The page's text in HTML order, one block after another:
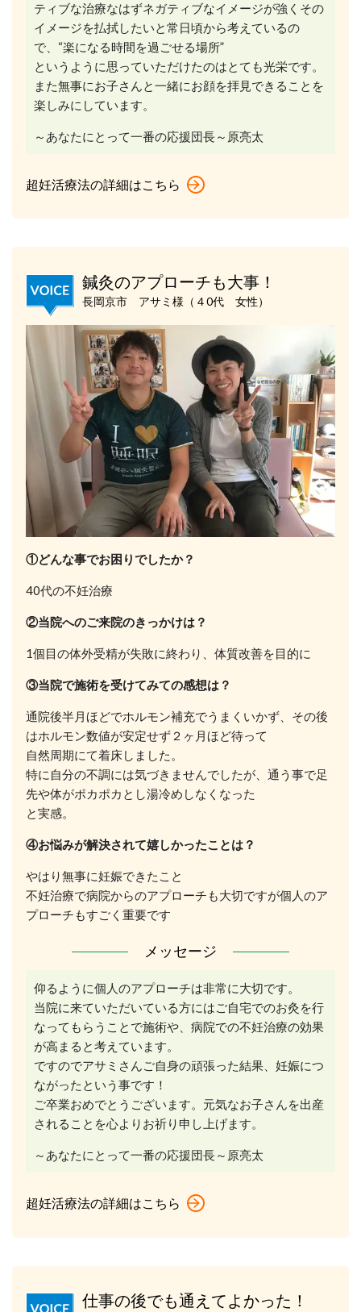
ティブな治療なはずネガティブなイメージが強くその
イメージを払拭したいと常日頃から考えているの
で、“楽になる時間を過ごせる場所”
というように思っていただけたのはとても光栄です。
また無事にお子さんと一緒にお顔を拝見できることを
楽しみにしています。
～あなたにとって一番の応援団長～原亮太
超妊活療法の詳細はこちら
鍼灸のアプローチも大事！
長岡京市 アサミ様（４0代 女性）
①どんな事でお困りでしたか？
40代の不妊治療
②当院へのご来院のきっかけは？
1個目の体外受精が失敗に終わり、体質改善を目的に
③当院で施術を受けてみての感想は？
通院後半月ほどでホルモン補充でうまくいかず、その後
はホルモン数値が安定せず２ヶ月ほど待って
自然周期にて着床しました。
特に自分の不調には気づきませんでしたが、通う事で足
先や体がポカポカとし湯冷めしなくなった
と実感。
④お悩みが解決されて嬉しかったことは？
やはり無事に妊娠できたこと
不妊治療で病院からのアプローチも大切ですが個人のア
プローチもすごく重要です
メッセージ
仰るように個人のアプローチは非常に大切です。
当院に来ていただいている方にはご自宅でのお灸を行
なってもらうことで施術や、病院での不妊治療の効果
が高まると考えています。
ですのでアサミさんご自身の頑張った結果、妊娠につ
ながったという事です！
ご卒業おめでとうございます。元気なお子さんを出産
されることを心よりお祈り申し上げます。
～あなたにとって一番の応援団長～原亮太
超妊活療法の詳細はこちら
仕事の後でも通えてよかった！